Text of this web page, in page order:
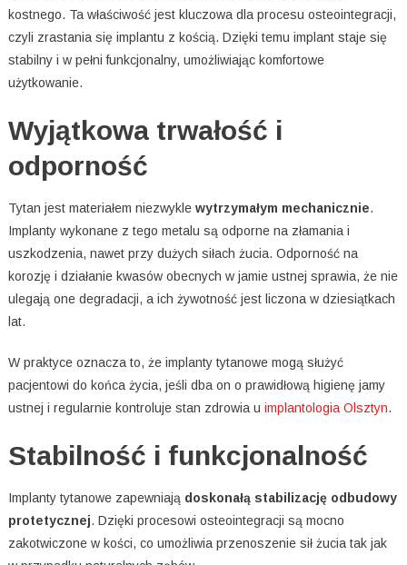
kostnego. Ta właściwość jest kluczowa dla procesu osteointegracji,
czyli zrastania się implantu z kością. Dzięki temu implant staje się
stabilny i w pełni funkcjonalny, umożliwiając komfortowe
użytkowanie.
Wyjątkowa trwałość i
odporność
Tytan jest materiałem niezwykle wytrzymałym mechanicznie.
Implanty wykonane z tego metalu są odporne na złamania i
uszkodzenia, nawet przy dużych siłach żucia. Odporność na
korozję i działanie kwasów obecnych w jamie ustnej sprawia, że nie
ulegają one degradacji, a ich żywotność jest liczona w dziesiątkach
lat.
W praktyce oznacza to, że implanty tytanowe mogą służyć
pacjentowi do końca życia, jeśli dba on o prawidłową higienę jamy
ustnej i regularnie kontroluje stan zdrowia u implantologia Olsztyn.
Stabilność i funkcjonalność
Implanty tytanowe zapewniają doskonałą stabilizację odbudowy
protetycznej. Dzięki procesowi osteointegracji są mocno
zakotwiczone w kości, co umożliwia przenoszenie sił żucia tak jak